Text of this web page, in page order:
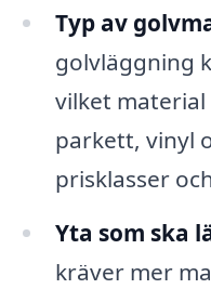
Typ av
golvläggning
vilket material
parkett, vinyl
prisklasser
Yta som ska
kräver mer